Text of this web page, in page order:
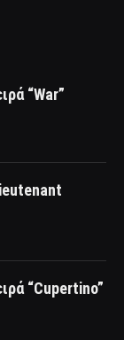
“War”
“Cupertino”